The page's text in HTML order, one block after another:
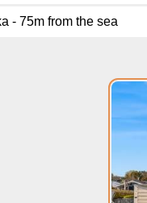
- 75m from the sea